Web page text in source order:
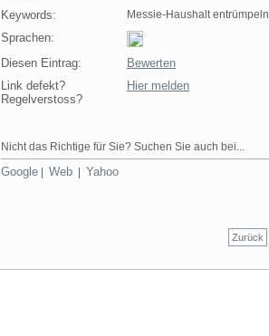
Keywords: Messie-Haushalt entrümpeln
Sprachen:
Diesen Eintrag:
Bewerten
Link defekt?
Regelverstoss?
Hier melden
Nicht das Richtige für Sie? Suchen Sie auch bei...
Google Web Yahoo
Zurück